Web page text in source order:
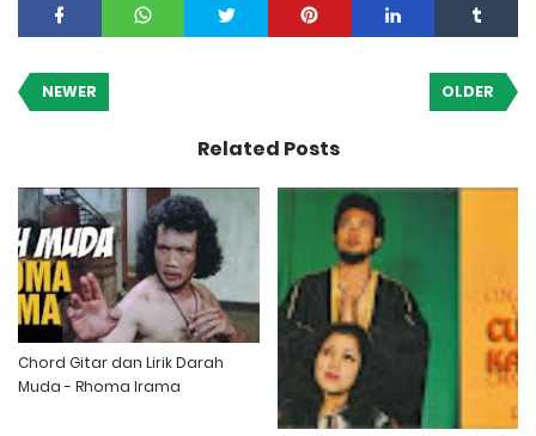
NEWER OLDER
Related Posts
Chord Gitar dan Lirik Darah
Muda - Rhoma Irama